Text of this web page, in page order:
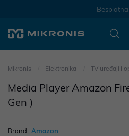
Mikronis Elektronika TV uređaji i
Media Player Amazon
Gen )
Brand: Amazon